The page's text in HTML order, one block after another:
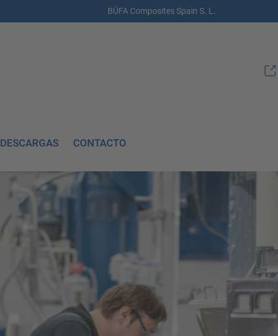
BÜFA Composites Spain S. L.
DESCARGAS CONTACTO